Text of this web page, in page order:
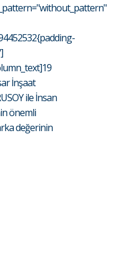
İnşaat
ile İnsan
önemli
değerinin